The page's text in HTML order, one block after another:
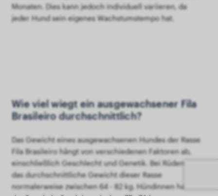
Monaten. Dies kann jedoch individuell variieren, da
jeder Hund sein eigenes Wachstumstempo hat.
Wie viel wiegt ein ausgewachsener Fila
Brasileiro durchschnittlich?
Das Gewicht eines ausgewachsenen Hundes der Rasse
Fila Brasileiro hängt von verschiedenen Faktoren ab,
einschließlich Geschlecht und Genetik. Bei Rüden liegt
das durchschnittliche Gewicht dieser Rasse
normalerweise zwischen 64 - 82 kg. Hündinnen haben in